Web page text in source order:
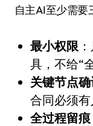
自主AI至少需要
最小权限
具，不给“
关键节点确
合同必须
全过程留痕